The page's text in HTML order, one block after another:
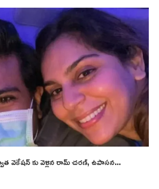
వెకేషన్ కు వెళ్లిన రామ్ చరణ్, ఉపాసన...